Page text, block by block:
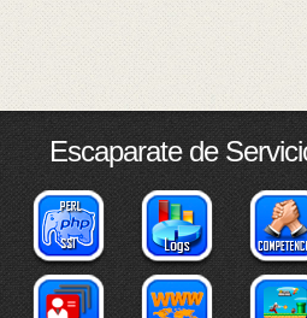
Escaparate de